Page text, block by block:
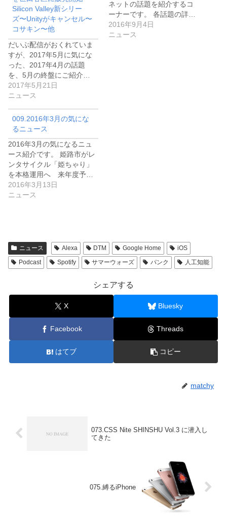
Silicon Valley新シリー
ズ〜Unityがキャンセル〜
コサキン〜他
だいぶ配信がおくれていま
すが、2017年5月に気にな
った、2017年4月の話題
を、5月の終盤にご紹介…
2017年5月21日
ニュース
ネットの話題を紹介するコ
ーナーです。 各話題の詳…
2016年9月4日
ニュース
009.2016年3月の気にな
るニュース
2016年3月の気になるニュ
ース紹介です。 姫路市がレ
ンタサイクル「姫ちゃり」
を本格運用へ 来年度予…
2016年3月13日
ニュース
ニュース Alexa DTM Google Home
iOS
Podcast
Spotify サマーウォーズ パンク 人工知能
シェアする
X Bluesky
Facebook Threads
はてブ コピー
matchy
073.CSS Nite SHINSHU Vol.3 に潜入し
てきた
075.縛るiPhone